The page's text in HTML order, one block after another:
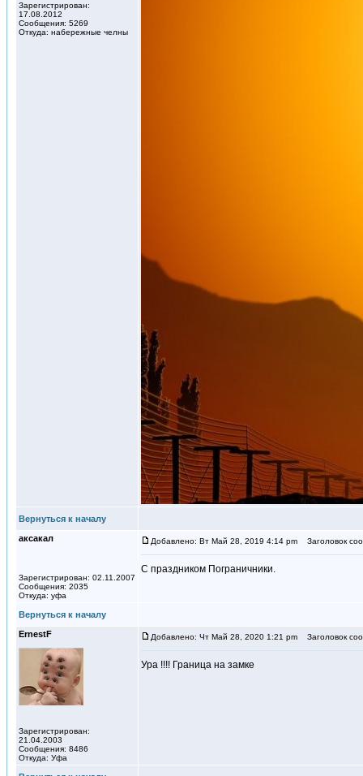
Зарегистрирован:
17.08.2012
Сообщения: 5269
Откуда: набережные челны
Вернуться к началу
аксакал
Зарегистрирован: 02.11.2007
Сообщения: 2035
Откуда: уфа
Добавлено: Вт Май 28, 2019 4:14 pm Заголовок
С праздником Пограничники.
Вернуться к началу
ErnestF
Зарегистрирован:
21.04.2003
Сообщения: 8486
Откуда: Уфа
Добавлено: Чт Май 28, 2020 1:21 pm Заголовок
Ура !!!! Граница на замке